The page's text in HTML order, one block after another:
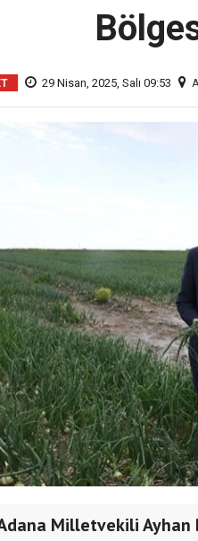
29 Nisan, 2025, Salı 09:53
Milletvekili Ayhan